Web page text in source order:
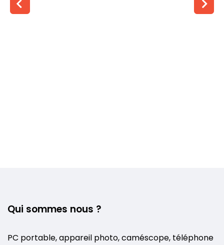
Qui sommes nous ?
PC portable, appareil photo, caméscope, téléphone